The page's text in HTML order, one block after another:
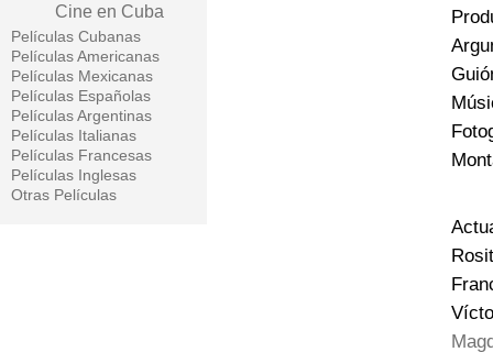
Cine en Cuba
Películas Cubanas
Películas Americanas
Películas Mexicanas
Películas Españolas
Películas Argentinas
Películas Italianas
Películas Francesas
Películas Inglesas
Otras Películas